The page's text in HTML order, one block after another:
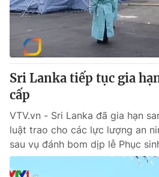
Sri Lanka tiếp tục gia
cấp
VTV.vn - Sri Lanka đã gia hạn
luật trao cho các lực lượng an
sau vụ đánh bom dịp lễ Phục